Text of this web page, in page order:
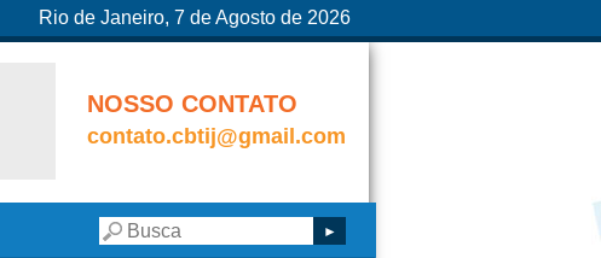
Rio de Janeiro, 7 de Agosto de 2026
NOSSO CONTATO
contato.cbtij@gmail.com